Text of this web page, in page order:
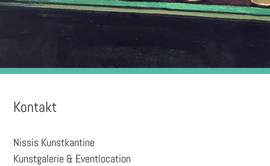
Kontakt
Nissis Kunstkantine
Kunstgalerie & Eventlocation